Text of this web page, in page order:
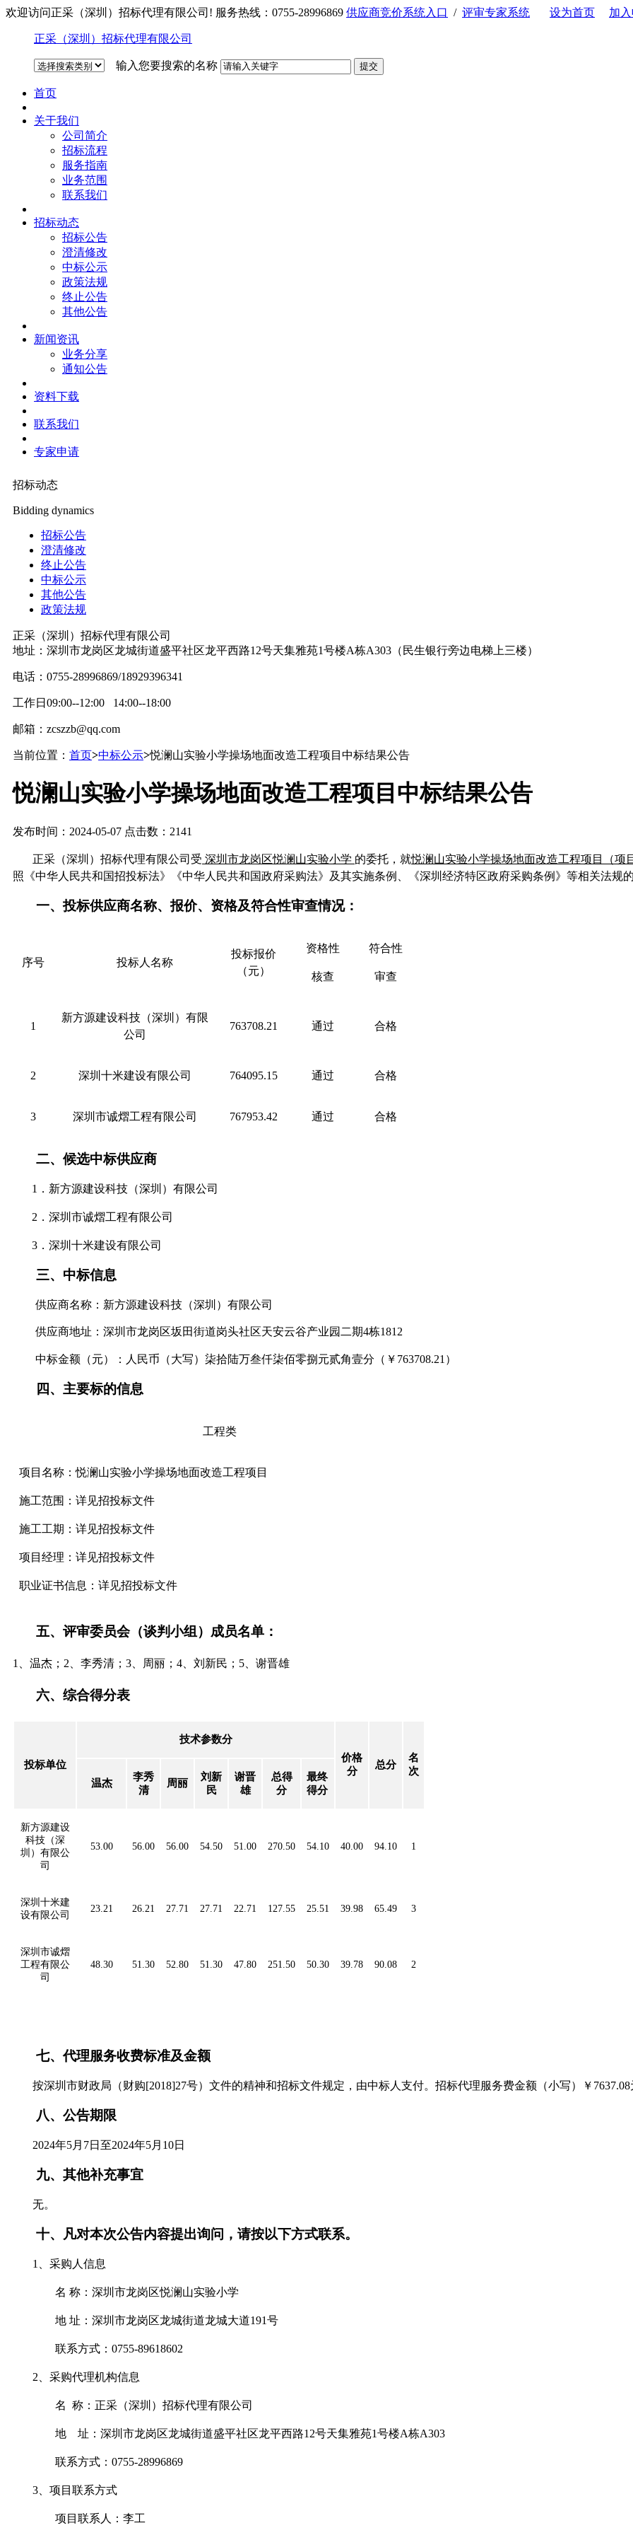
欢迎访问正采（深圳）招标代理有限公司! 服务热线：0755-28996869 供应商竞价系统入口 / 评审专家系统 设为首页 加
正采（深圳）招标代理有限公司
输入您要搜索的名称
首页
关于我们
公司简介
招标流程
服务指南
业务范围
联系我们
招标动态
招标公告
澄清修改
中标公示
政策法规
终止公告
其他公告
新闻资讯
业务分享
通知公告
资料下载
联系我们
专家申请
招标动态
Bidding dynamics
招标公告
澄清修改
终止公告
中标公示
其他公告
政策法规
正采（深圳）招标代理有限公司
地址：深圳市龙岗区龙城街道盛平社区龙平西路12号天集雅苑1号楼A栋A303（民生银行旁边电梯上三楼）
电话：0755-28996869/18929396341
工作日09:00--12:00 14:00--18:00
邮箱：zcszzb@qq.com
当前位置： 首页>中标公示>悦澜山实验小学操场地面改造工程项目中标结果公告
悦澜山实验小学操场地面改造工程项目中标结果公告
发布时间：2024-05-07 点击数：2141
正采（深圳）招标代理有限公司受 深圳市龙岗区悦澜山实验小学 的委托，就悦澜山实验小学操场地面改造工程项目
（项
照《中华人民共和国招投标法》《中华人民共和国政府采购法》及其实施条例、《深圳经济特区政府采购条例》等相关法规
一、投标供应商名称、报价、资格及符合性审查情况：
序号 投标人名称
投标报价
（元）
资格性
核查
符合性
审查
1
新方源建设科技（深圳）有限
公司
763708.21 通过 合格
2 深圳十米建设有限公司 764095.15 通过 合格
3 深圳市诚熠工程有限公司 767953.42 通过 合格
二、 候选中标供应商
1． 新方源建设科技（深圳）有限公司
2． 深圳市诚熠工程有限公司
3． 深圳十米建设有限公司
三、 中标信息
供应商名称： 新方源建设科技（深圳）有限公司
供应商地址：深圳市龙岗区坂田街道岗头社区天安云谷产业园二期4栋1812
中标金额（元）：人民币（大写） 柒拾陆万叁仟柒佰零捌元贰角壹分 （￥ 763708.21）
四、 主要标的信息
工程类
项目名称：悦澜山实验小学操场地面改造工程项目
施工范围：详见招投标文件
施工工期：详见招投标文件
项目经理：详见招投标文件
职业证书信息：详见招投标文件
五、 评审委员会（谈判小组）成员名单：
1、 温杰 ； 2、 李秀清 ； 3、 周丽 ； 4、 刘新民 ； 5、 谢晋雄
六、 综合得分表
投标单位
技术参数分
价格
分
总分
名
次
温杰
李秀
清
周丽
刘新
民
谢晋
雄
总得
分
最终
得分
新方源建设
科技（深
圳）有限公
司
53.00 56.00 56.00 54.50 51.00 270.50 54.10 40.00 94.10 1
深圳十米建
设有限公司
23.21 26.21 27.71 27.71 22.71 127.55 25.51 39.98 65.49 3
深圳市诚熠
工程有限公
司
48.30 51.30 52.80 51.30 47.80 251.50 50.30 39.78 90.08 2
七、代理服务收费标准及金额
按深圳市财政局（财购[2018]27号）文件的精神和招标文件规定，由中标人支付。招标代理服务费金额（小写）￥ 7637.08
八、 公告期限
2024年5月 7日至2024年5月 10日
九、 其他补充事宜
无。
十、 凡对本次公告内容提出询问，请按以下方式联系。
1、采购人信息
名 称：深圳市龙岗区悦澜山实验小学
地 址：深圳市龙岗区龙城街道龙城大道191号
联系方式 ： 0755-89618602
2、采购代理机构信息
名 称：正采（深圳）招标代理有限公司
地 址： 深圳市龙岗区龙城街道盛平社区龙平西路12号天集雅苑1号楼A栋A303
联系方式： 0755-28996869
3、项目联系方式
项目联系人： 李工